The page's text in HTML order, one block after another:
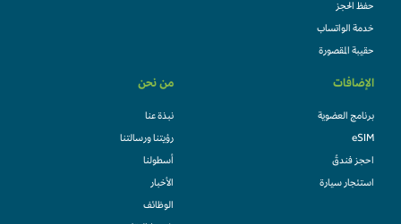
حفظ الحجز
خدمة الواتساب
حقيبة المقصورة
الإضافات
برنامج العضوية
eSIM
احجز فندقً
استئجار سيارة
من نحن
نبذة عنا
رؤيتنا ورسالتنا
أسطولنا
الأخبار
الوظائف